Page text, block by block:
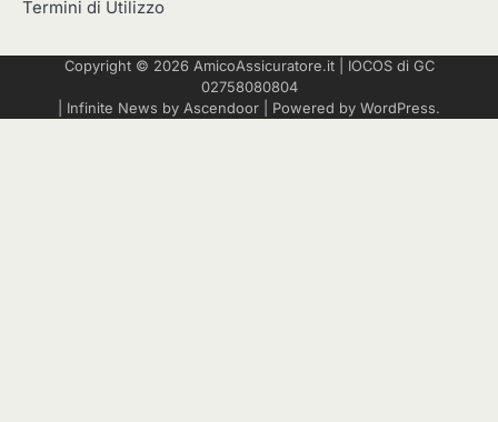
Termini di Utilizzo
Copyright © 2026 AmicoAssicuratore.it| IOCOSdi GC
02758080804
| Infinite News by Ascendoor | Powered by WordPress.